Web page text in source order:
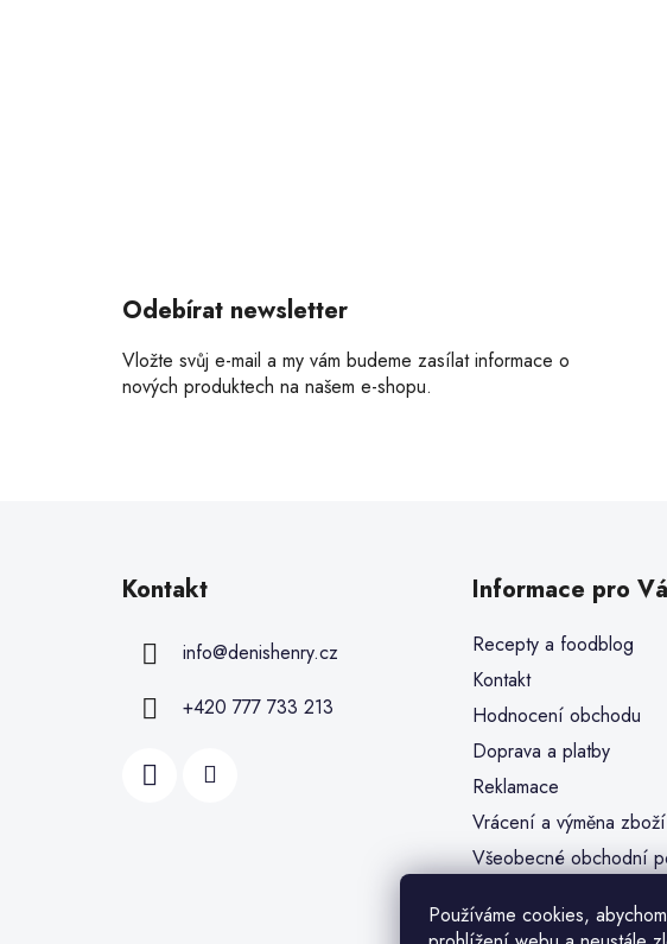
Používáme cookies,
Odebírat newsletter
Vložte svůj e-mail a my vám budeme zasílat informace o
nových produktech na našem e-shopu.
Kontakt
info@denishenry.cz
+420 777 733 213
Informace pro
Recepty a foodblog
Kontakt
Hodnocení obchodu
Doprava a platby
Reklamace
Vrácení a výměna zboží
Všeobecné obchodní
Soubory cookies